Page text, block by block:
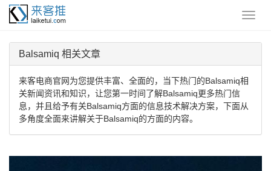
Balsamiq 相关文章
来客电商官网为您提供丰富、全面的，当下热门的Balsamiq相
关新闻资讯和知识，让您第一时间了解Balsamiq更多热门信
息，并且给予有关Balsamiq方面的信息技术解决方案，下面从
多角度全面来讲解关于Balsamiq的方面的内容。